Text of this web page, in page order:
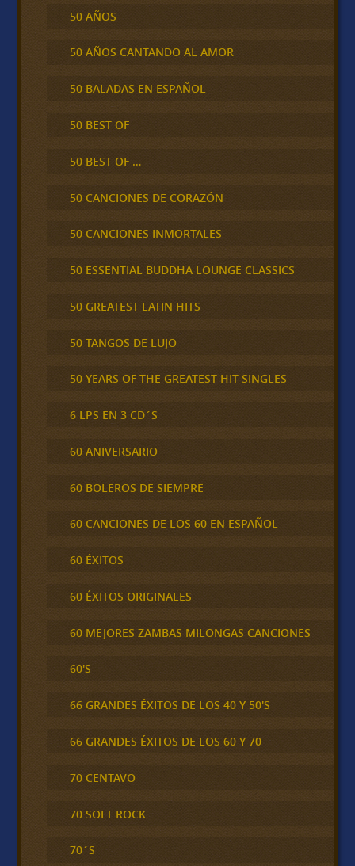
50 AÑOS
50 AÑOS CANTANDO AL AMOR
50 BALADAS EN ESPAÑOL
50 BEST OF
50 BEST OF …
50 CANCIONES DE CORAZÓN
50 CANCIONES INMORTALES
50 ESSENTIAL BUDDHA LOUNGE CLASSICS
50 GREATEST LATIN HITS
50 TANGOS DE LUJO
50 YEARS OF THE GREATEST HIT SINGLES
6 LPS EN 3 CD´S
60 ANIVERSARIO
60 BOLEROS DE SIEMPRE
60 CANCIONES DE LOS 60 EN ESPAÑOL
60 ÉXITOS
60 ÉXITOS ORIGINALES
60 MEJORES ZAMBAS MILONGAS CANCIONES
60'S
66 GRANDES ÉXITOS DE LOS 40 Y 50'S
66 GRANDES ÉXITOS DE LOS 60 Y 70
70 CENTAVO
70 SOFT ROCK
70´S